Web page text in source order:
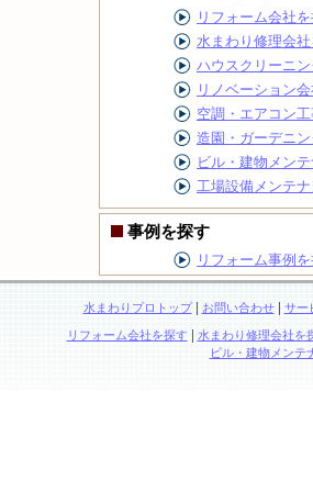
リフォーム会社
水まわり修理会
ハウスクリーニ
リノベーション
空調・エアコン
造園・ガーデニ
ビル・建物メン
工場設備メンテ
事例を探す
リフォーム事例
水まわりプロトップ| お問い合わせ| サー
リフォーム会社を探す | 水まわり修理会社を
ビル・建物メンテ